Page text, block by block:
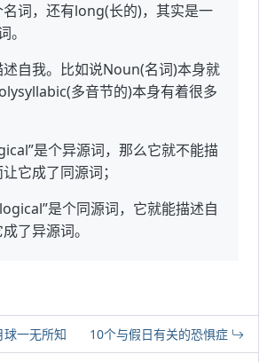
词，还有long(长的)，其实是一
。
自我。比如说Noun(名词)本身就
多音节的)本身有着很多
是个异源词，那么它就不能描
它成了同源词；
是个同源词，它就能描述自
了异源词。
球一无所知 10个与假日有关的恐惧症